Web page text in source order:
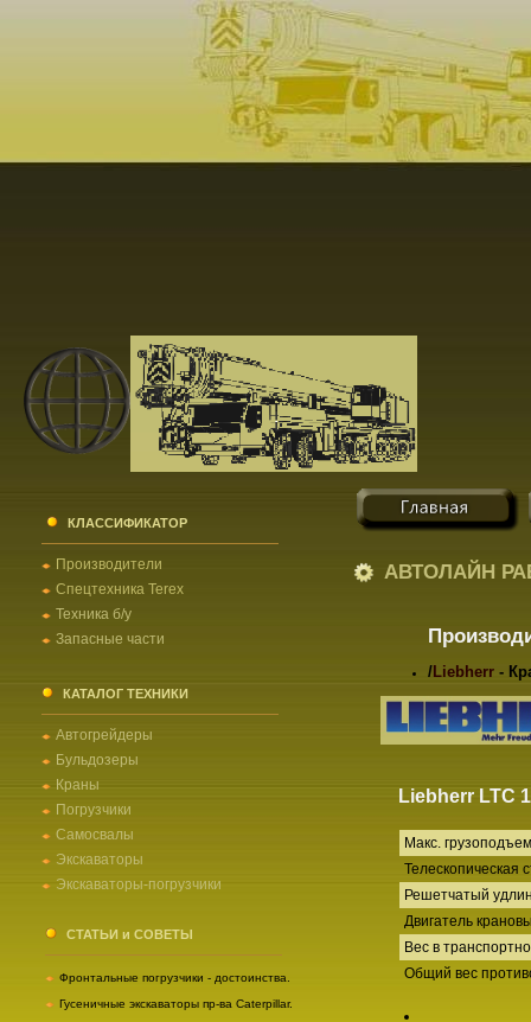
КЛАССИФИКАТОР
Производители
Спецтехника Terex
Техника б/у
Запасные части
КАТАЛОГ ТЕХНИКИ
Автогрейдеры
Бульдозеры
Краны
Погрузчики
Самосвалы
Экскаваторы
Экскаваторы-погрузчики
СТАТЬИ и СОВЕТЫ
Фронтальные погрузчики - достоинства.
Гусеничные экскаваторы пр-ва Caterpillar.
АВТОЛАЙН
/Liebherr-
Liebherr LTC
Макс.
Телескопическая
Решетчатый
Двигатель
Вес в
Общий вес